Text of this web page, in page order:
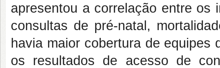
apresentou a correlação entre os
consultas de pré-natal,
havia maior cobertura de
os resultados de acesso de